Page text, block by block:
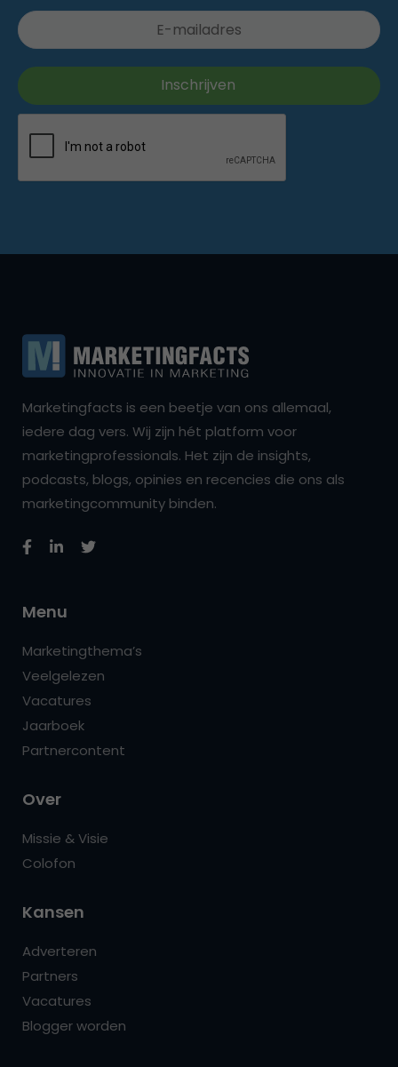
Marketingfacts is een beetje van ons allemaal,
iedere dag vers. Wij zijn hét platform voor
marketingprofessionals. Het zijn de insights,
podcasts, blogs, opinies en recencies die ons als
marketingcommunity binden.
Menu
Marketingthema’s
Veelgelezen
Vacatures
Jaarboek
Partnercontent
Over
Missie & Visie
Colofon
Kansen
Adverteren
Partners
Vacatures
Blogger worden